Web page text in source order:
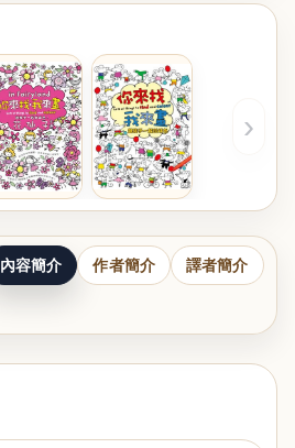
›
內容簡介 作者簡介 譯者簡介